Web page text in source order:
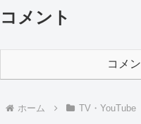
コメント
コメ
ホーム TV・YouTube